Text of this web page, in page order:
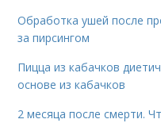
Обработка ушей после
за пирсингом
Пицца из кабачков
основе из кабачков
2 месяца после смерти.